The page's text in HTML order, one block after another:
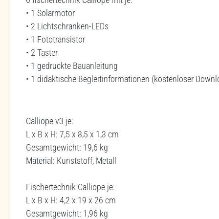
• 1 Solarmotor
• 2 Lichtschranken-LEDs
• 1 Fototransistor
• 2 Taster
• 1 gedruckte Bauanleitung
• 1 didaktische Begleitinformationen (kostenloser
Calliope v3 je:
L x B x H: 7,5 x 8,5 x 1,3 cm
Gesamtgewicht: 19,6 kg
Material: Kunststoff, Metall
Fischertechnik Calliope je:
L x B x H: 4,2 x 19 x 26 cm
Gesamtgewicht: 1,96 kg